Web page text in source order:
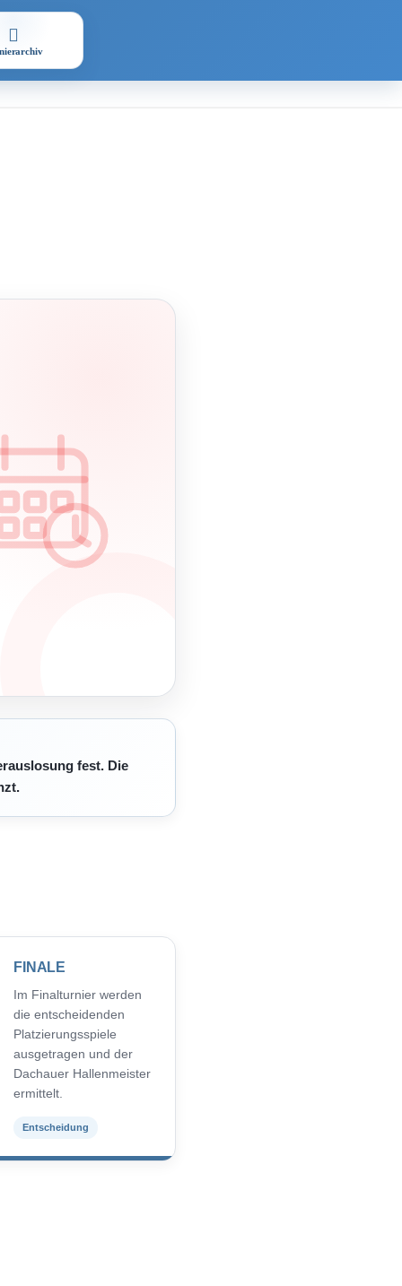
fest. Die
FINALE
Im Finalturnier werden
die entscheidenden
Platzierungsspiele
ausgetragen und der
Dachauer Hallenmeister
ermittelt.
Entscheidung